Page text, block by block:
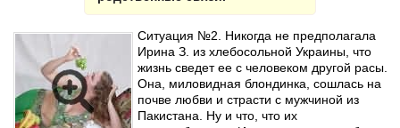
Ситуация №2. Никогда не предполагала
Ирина З. из хлебосольной Украины, что
жизнь сведет ее с человеком другой расы.
Она, миловидная блондинка, сошлась на
почве любви и страсти с мужчиной из
Пакистана. Ну и что, что их